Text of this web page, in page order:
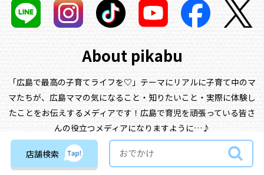
店舗検索
About pikabu
「広島で最高の子育てライフを♡」テーマにリアルに子育て中のマ
マたちが、 広島ママの気になること・知りたいこと・実際に体験し
たことをお伝えするメディアです！ 広島で育児を頑張っている皆さ
んの役立つメディアになりますように…♪
コンセプト ライター一覧 タグ一覧